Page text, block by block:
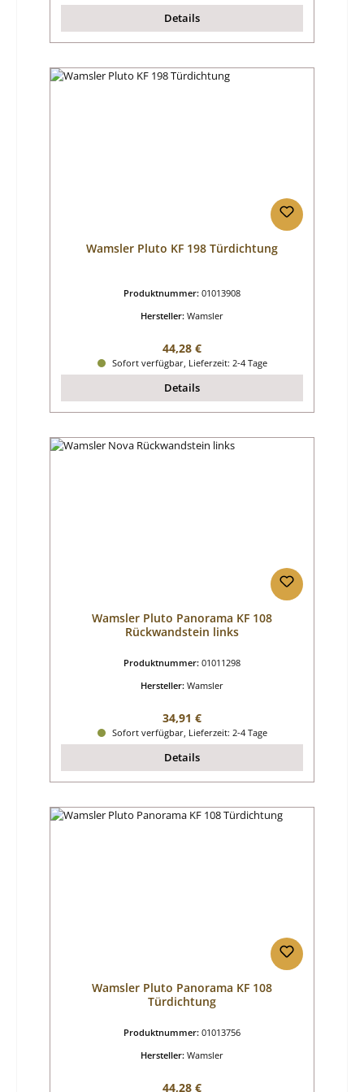
Details
Wamsler Pluto KF 198 Türdichtung
Produktnummer: 01013908
Hersteller: Wamsler
Regulärer Preis:
44,28 €
Sofort verfügbar, Lieferzeit: 2-4 Tage
Details
Wamsler Pluto Panorama KF 108
Rückwandstein links
Produktnummer: 01011298
Hersteller: Wamsler
Regulärer Preis:
34,91 €
Sofort verfügbar, Lieferzeit: 2-4 Tage
Details
Wamsler Pluto Panorama KF 108
Türdichtung
Produktnummer: 01013756
Hersteller: Wamsler
Regulärer Preis:
44,28 €